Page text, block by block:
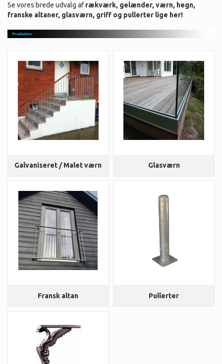
Se vores brede udvalg af rækværk, gelænder, værn, hegn,
franske altaner, glasværn, griff og pullerter lige her!
Galvaniseret / Malet værn Glasværn
Fransk altan Pullerter